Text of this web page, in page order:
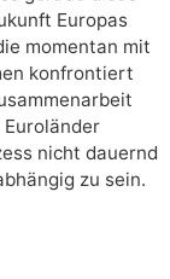
Europas
momentan mit
konfrontiert
nicht dauernd
zu sein.